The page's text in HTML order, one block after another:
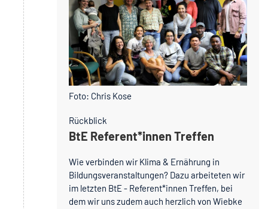
Foto: Chris Kose
Rückblick
BtE Referent*innen Treffen
Wie verbinden wir Klima & Ernährung in
Bildungsveranstaltungen? Dazu arbeiteten wir
im letzten BtE - Referent*innen Treffen, bei
dem wir uns zudem auch herzlich von Wiebke